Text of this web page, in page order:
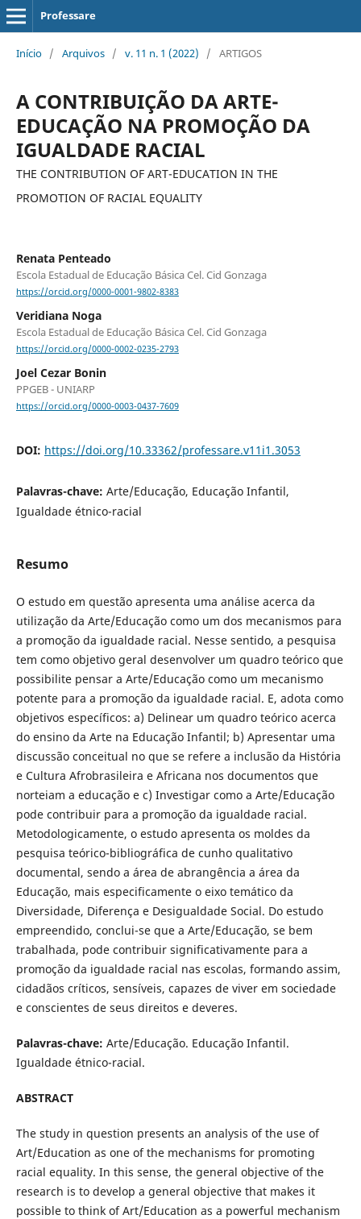
Professare
Início / Arquivos / v. 11 n. 1 (2022) / ARTIGOS
A CONTRIBUIÇÃO DA ARTE-
EDUCAÇÃO NA PROMOÇÃO DA
IGUALDADE RACIAL
THE CONTRIBUTION OF ART-EDUCATION IN THE
PROMOTION OF RACIAL EQUALITY
Renata Penteado
Escola Estadual de Educação Básica Cel. Cid Gonzaga
https://orcid.org/0000-0001-9802-8383
Veridiana Noga
Escola Estadual de Educação Básica Cel. Cid Gonzaga
https://orcid.org/0000-0002-0235-2793
Joel Cezar Bonin
PPGEB - UNIARP
https://orcid.org/0000-0003-0437-7609
DOI: https://doi.org/10.33362/professare.v11i1.3053
Palavras-chave: Arte/Educação, Educação Infantil,
Igualdade étnico-racial
Resumo
O estudo em questão apresenta uma análise acerca da
utilização da Arte/Educação como um dos mecanismos para
a promoção da igualdade racial. Nesse sentido, a pesquisa
tem como objetivo geral desenvolver um quadro teórico que
possibilite pensar a Arte/Educação como um mecanismo
potente para a promoção da igualdade racial. E, adota como
objetivos específicos: a) Delinear um quadro teórico acerca
do ensino da Arte na Educação Infantil; b) Apresentar uma
discussão conceitual no que se refere a inclusão da História
e Cultura Afrobrasileira e Africana nos documentos que
norteiam a educação e c) Investigar como a Arte/Educação
pode contribuir para a promoção da igualdade racial.
Metodologicamente, o estudo apresenta os moldes da
pesquisa teórico-bibliográfica de cunho qualitativo
documental, sendo a área de abrangência a área da
Educação, mais especificamente o eixo temático da
Diversidade, Diferença e Desigualdade Social. Do estudo
empreendido, conclui-se que a Arte/Educação, se bem
trabalhada, pode contribuir significativamente para a
promoção da igualdade racial nas escolas, formando assim,
cidadãos críticos, sensíveis, capazes de viver em sociedade
e conscientes de seus direitos e deveres.
Palavras-chave: Arte/Educação. Educação Infantil.
Igualdade étnico-racial.
ABSTRACT
The study in question presents an analysis of the use of
Art/Education as one of the mechanisms for promoting
racial equality. In this sense, the general objective of the
research is to develop a general objective that makes it
possible to think of Art/Education as a powerful mechanism